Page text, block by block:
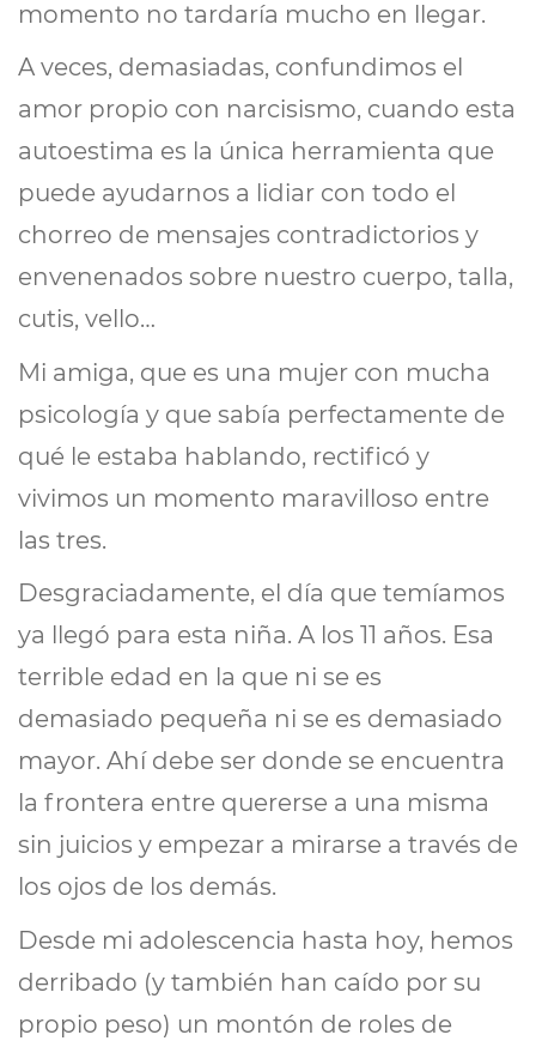
momento no tardaría mucho en llegar.
A veces, demasiadas, confundimos el
amor propio con narcisismo, cuando esta
autoestima es la única herramienta que
puede ayudarnos a lidiar con todo el
chorreo de mensajes contradictorios y
envenenados sobre nuestro cuerpo, talla,
cutis, vello…
Mi amiga, que es una mujer con mucha
psicología y que sabía perfectamente de
qué le estaba hablando, rectificó y
vivimos un momento maravilloso entre
las tres.
Desgraciadamente, el día que temíamos
ya llegó para esta niña. A los 11 años. Esa
terrible edad en la que ni se es
demasiado pequeña ni se es demasiado
mayor. Ahí debe ser donde se encuentra
la frontera entre quererse a una misma
sin juicios y empezar a mirarse a través de
los ojos de los demás.
Desde mi adolescencia hasta hoy, hemos
derribado (y también han caído por su
propio peso) un montón de roles de